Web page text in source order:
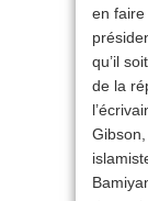
en
qu’il
de la